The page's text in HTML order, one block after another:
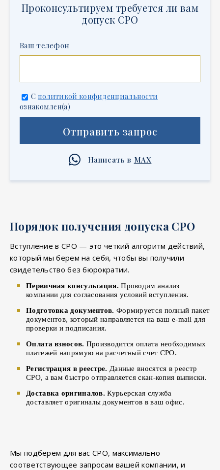
Проконсультируем требуется ли вам
допуск СРО
Ваш телефон
C политикой конфиденциальности
ознакомлен(а)
Отправить запрос
Написать в MAX
Порядок получения допуска СРО
Вступление в СРО — это четкий алгоритм действий,
который мы берем на себя, чтобы вы получили
свидетельство без бюрократии.
Первичная консультация. Проводим анализ
компании для согласования условий вступления.
Подготовка документов. Формируется полный пакет
документов, который направляется на ваш e-mail для
проверки и подписания.
Оплата взносов. Производится оплата необходимых
платежей напрямую на расчетный счет СРО.
Регистрация в реестре. Данные вносятся в реестр
СРО, а вам быстро отправляется скан-копия выписки.
Доставка оригиналов. Курьерская служба
доставляет оригиналы документов в ваш офис.
Мы подберем для вас СРО, максимально
соответствующее запросам вашей компании, и